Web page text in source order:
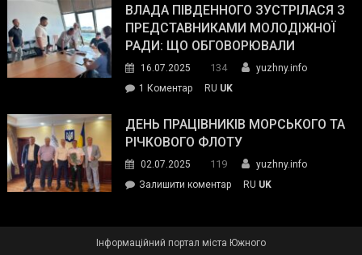
окупанти.
Маємо
діяти
команда
Південного
провів
інспекцію
укриття
ВЛАДА ПІВДЕННОГО ЗУСТРІЛАСЯ З
ПРЕДСТАВНИКАМИ МОЛОДІЖНОЇ
РАДИ: ЩО ОБГОВОРЮВАЛИ
16.07.2025 134
yuzhny.info
1 Коментардо
Південного
зустрілася
представниками
молодіжної
обговорювали
RU UK
ДЕНЬ ПРАЦІВНИКІВ МОРСЬКОГО ТА
РІЧКОВОГО ФЛОТУ
02.07.2025 119
yuzhny.info
Залишити коментарon
RU UK
Інформаційний портал міста Южного